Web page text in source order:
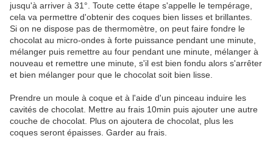
jusqu'à arriver à 31°. Toute cette étape s'appelle le tempérage,
cela va permettre d'obtenir des coques bien lisses et brillantes.
Si on ne dispose pas de thermomètre, on peut faire fondre le
chocolat au micro-ondes à forte puissance pendant une minute,
mélanger puis remettre au four pendant une minute, mélanger à
nouveau et remettre une minute, s'il est bien fondu alors s'arrêter
et bien mélanger pour que le chocolat soit bien lisse.
Prendre un moule à coque et à l'aide d'un pinceau induire les
cavités de chocolat. Mettre au frais 10min puis ajouter une autre
couche de chocolat. Plus on ajoutera de chocolat, plus les
coques seront épaisses. Garder au frais.